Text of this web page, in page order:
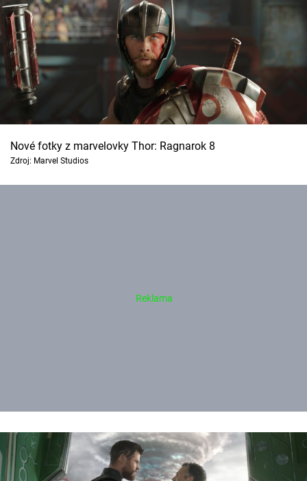
Nové fotky z marvelovky Thor: Ragnarok 8
Zdroj: Marvel Studios